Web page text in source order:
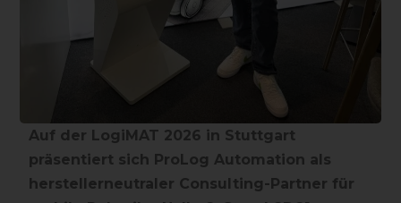
Auf der LogiMAT 2026 in Stuttgart
präsentiert sich ProLog Automation als
herstellerneutraler Consulting-Partner für